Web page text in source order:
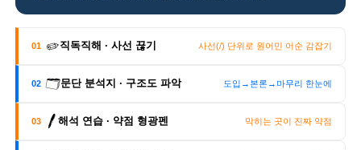
01 ✏️직독직해 · 사선 끊기 사선(/) 단위로 원어민 어순 감잡기
02 🗂️문단 분석지 · 구조도 파악 도입→본론→마무리 한눈에
03 🖊️해석 연습 · 약점 형광펜 막히는 곳이 진짜 약점